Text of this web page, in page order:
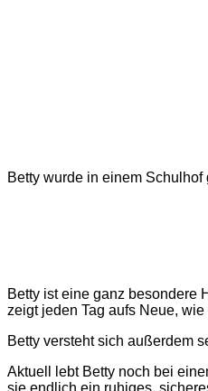
Betty wurde in einem
Betty ist eine ganz besondere
zeigt jeden Tag aufs Neue,
Betty versteht sich außerdem
Aktuell lebt Betty noch bei